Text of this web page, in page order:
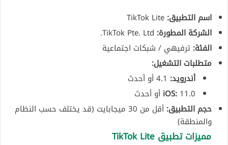
اسم التطبيق: TikTok Lite
الشركة المطورة:
الفئة: ترفيهي / شبكات اجتماعية
متطلبات التشغيل:
أندرويد:
iOS: 11.0 أو أحدث
حجم التطبيق:
أقل من 30 ميجابايت (قد يختلف حسب النظام
والمنطقة)
مميزات تطبيق TikTok Lite